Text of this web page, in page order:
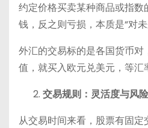
约定价格买卖某种商品或指
钱，反之则亏损，本质是“对未
外汇的交易标的是各国货币
值，就买入欧元兑美元，等汇
交易规则：灵活度与风
从交易时间来看，股票有固